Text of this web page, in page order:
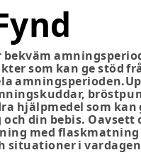
som kan ge stöd
hjälpmedel som kan
din bebis. Oavsett
med
situationer i